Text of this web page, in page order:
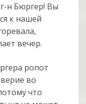
н Бюргер! Вы
к нашей
вечер.
ропот
во
что